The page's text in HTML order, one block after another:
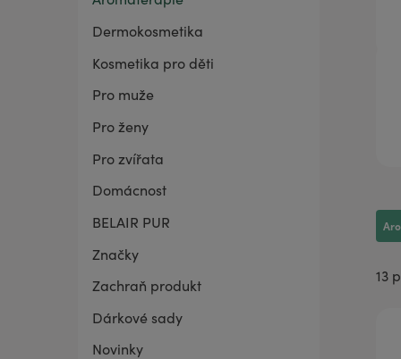
BELAIR PUR Lite
Co mě trápí
Vaginální suchost
Sada pro grilování
13
Dermokosmetika
Kosmetika pro děti
Pro muže
Pro ženy
Pro zvířata
Domácnost
BELAIR PUR
Značky
Zachraň produkt
Dárkové sady
Novinky